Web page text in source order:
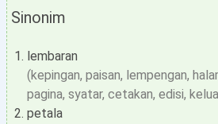
Sinonim
lembaran
(kepingan, paisan, lempengan,
pagina, syatar, cetakan, edisi,
petala